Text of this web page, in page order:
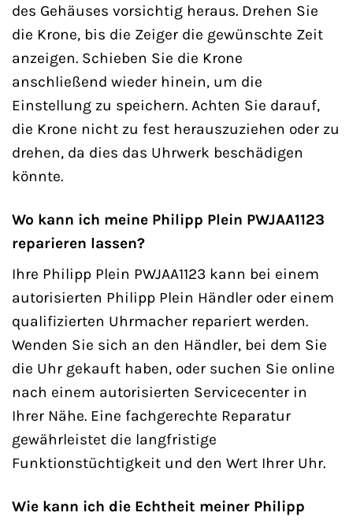
des Gehäuses vorsichtig heraus. Drehen Sie
die Krone, bis die Zeiger die gewünschte Zeit
anzeigen. Schieben Sie die Krone
anschließend wieder hinein, um die
Einstellung zu speichern. Achten Sie darauf,
die Krone nicht zu fest herauszuziehen oder zu
drehen, da dies das Uhrwerk beschädigen
könnte.
Wo kann ich meine Philipp Plein PWJAA1123
reparieren lassen?
Ihre Philipp Plein PWJAA1123 kann bei einem
autorisierten Philipp Plein Händler oder einem
qualifizierten Uhrmacher repariert werden.
Wenden Sie sich an den Händler, bei dem Sie
die Uhr gekauft haben, oder suchen Sie online
nach einem autorisierten Servicecenter in
Ihrer Nähe. Eine fachgerechte Reparatur
gewährleistet die langfristige
Funktionstüchtigkeit und den Wert Ihrer Uhr.
Wie kann ich die Echtheit meiner Philipp